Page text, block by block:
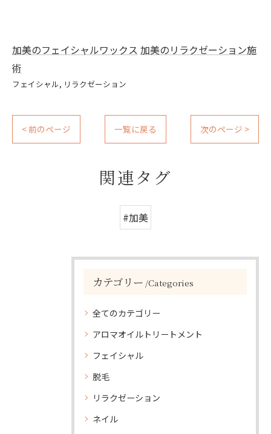
加美のフェイシャルワックス 加美のリラクゼーション施
術
フェイシャル リラクゼーション
< 前のページ 一覧に戻る 次のページ >
関連タグ
#加美
カテゴリー Categories
全てのカテゴリー
アロマオイルトリートメント
フェイシャル
脱毛
リラクゼーション
ネイル